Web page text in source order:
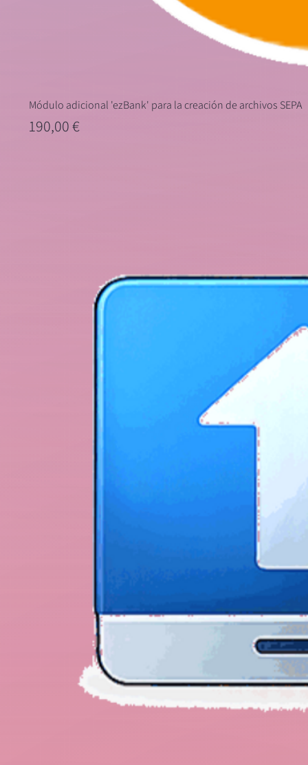
Módulo adicional 'ezBank' para la creación de archivos SEPA
Precio
190,00 €